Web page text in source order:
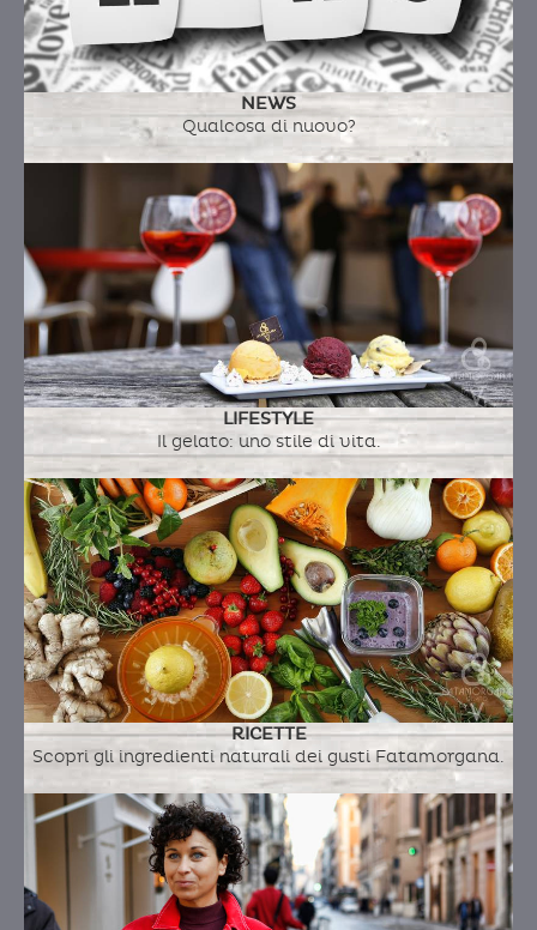
NEWS
Qualcosa di nuovo?
LIFESTYLE
Il gelato: uno stile di vita.
RICETTE
Scopri gli ingredienti naturali dei gusti Fatamorgana.